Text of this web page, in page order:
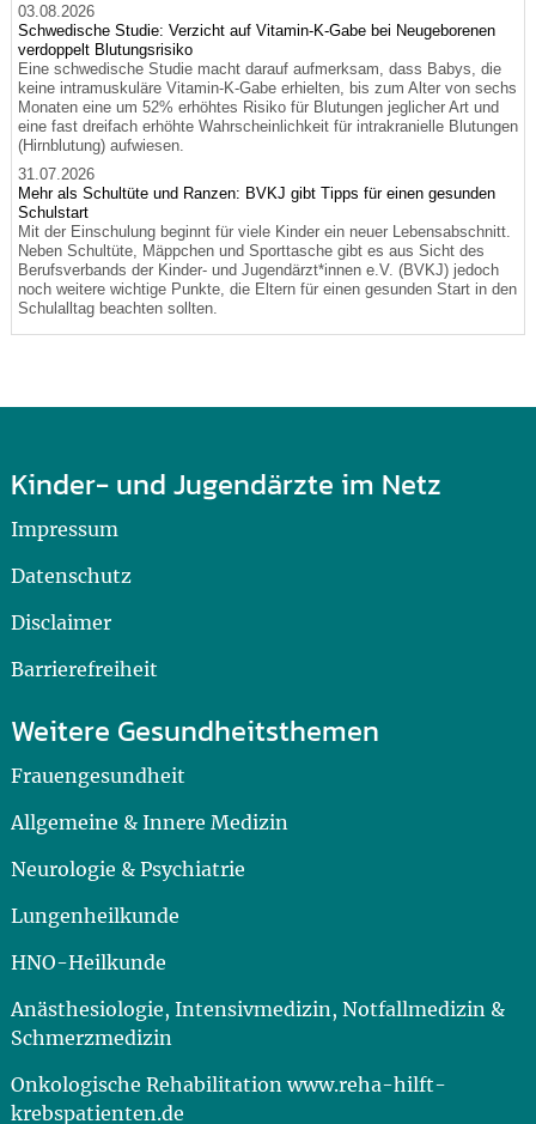
03.08.2026
Schwedische Studie: Verzicht auf Vitamin-K-Gabe bei Neugeborenen
verdoppelt Blutungsrisiko
Eine schwedische Studie macht darauf aufmerksam, dass Babys, die
keine intramuskuläre Vitamin-K-Gabe erhielten, bis zum Alter von sechs
Monaten eine um 52% erhöhtes Risiko für Blutungen jeglicher Art und
eine fast dreifach erhöhte Wahrscheinlichkeit für intrakranielle Blutungen
(Hirnblutung) aufwiesen.
31.07.2026
Mehr als Schultüte und Ranzen: BVKJ gibt Tipps für einen gesunden
Schulstart
Mit der Einschulung beginnt für viele Kinder ein neuer Lebensabschnitt.
Neben Schultüte, Mäppchen und Sporttasche gibt es aus Sicht des
Berufsverbands der Kinder- und Jugendärzt*innen e.V. (BVKJ) jedoch
noch weitere wichtige Punkte, die Eltern für einen gesunden Start in den
Schulalltag beachten sollten.
Kinder- und Jugendärzte im Netz
Impressum
Datenschutz
Disclaimer
Barrierefreiheit
Weitere Gesundheitsthemen
Frauengesundheit
Allgemeine & Innere Medizin
Neurologie & Psychiatrie
Lungenheilkunde
HNO-Heilkunde
Anästhesiologie, Intensivmedizin, Notfallmedizin &
Schmerzmedizin
Onkologische Rehabilitation www.reha-hilft-
krebspatienten.de